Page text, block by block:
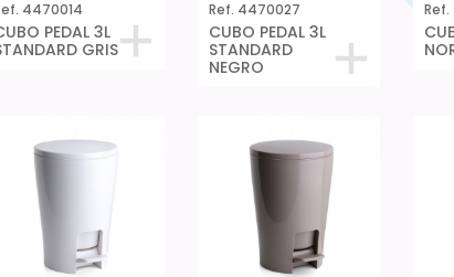
4470014
PEDAL 3L
GRIS
Ref. 4470027
CUBO PEDAL 3L
STANDARD
NEGRO